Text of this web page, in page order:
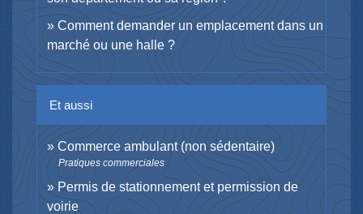
Comment demander un emplacement dans un
marché ou une halle ?
Et aussi
Commerce ambulant (non sédentaire)
Pratiques commerciales
Permis de stationnement et permission de
voirie